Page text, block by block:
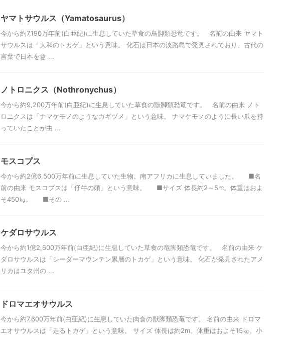
ヤマトサウルス（Yamatosaurus）
今から約7,190万年前(白亜紀)に生息していた草食の鳥脚類恐竜です。 名前の由来 ヤマト
サウルスは「大和のトカゲ」という意味。 化石は日本の淡路島で発見されており、古代の
言葉で日本を意 ...
ノトロニクス（Nothronychus）
今から約9,200万年前(白亜紀)に生息していた草食の獣脚類恐竜です。 名前の由来 ノト
ロニクスは「ナマケモノのようなカギヅメ」という意味。 ナマケモノのように長い爪を持
っていたことが由 ...
モスコプス
今から約2億6,500万年前に生息していた生物。南アフリカに生息していました。 ■名
前の由来 モスコプスは「仔牛の頭」という意味。 ■サイズ 体長約2～5m。体重はおよ
そ450㎏。 ■その ...
ケダロサウルス
今から約1億2,600万年前(白亜紀)に生息していた草食の竜脚類恐竜です。 名前の由来 ケ
ダロサウルスは「シーダーマウンテン累層のトカゲ」という意味。 化石が発見されたアメ
リカはユタ州の ...
ドロマエオサウルス
今から約7,600万年前(白亜紀)に生息していた肉食の獣脚類恐竜です。 名前の由来 ドロマ
エオサウルスは「走るトカゲ」という意味。 サイズ 体長は約2m。体重はおよそ15㎏。小